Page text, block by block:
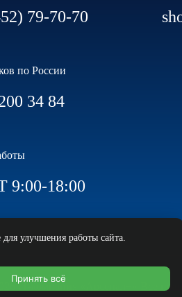
79-70-70
по России
34 84
18:00
IT-компания «Арсенал+» Все
улучшения работы сайта.
Принять всё